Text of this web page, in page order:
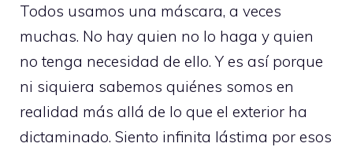
Todos usamos una máscara, a veces
muchas. No hay quien no lo haga y quien
no tenga necesidad de ello. Y es así porque
ni siquiera sabemos quiénes somos en
realidad más allá de lo que el exterior ha
dictaminado. Siento infinita lástima por esos